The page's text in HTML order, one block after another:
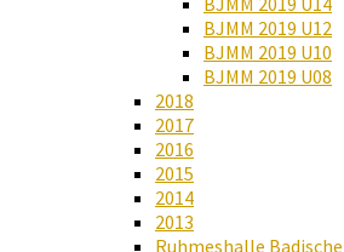
BJMM 2019 U12
BJMM 2019 U10
BJMM 2019 U08
2018
2017
2016
2015
2014
2013
Ruhmeshalle Badische